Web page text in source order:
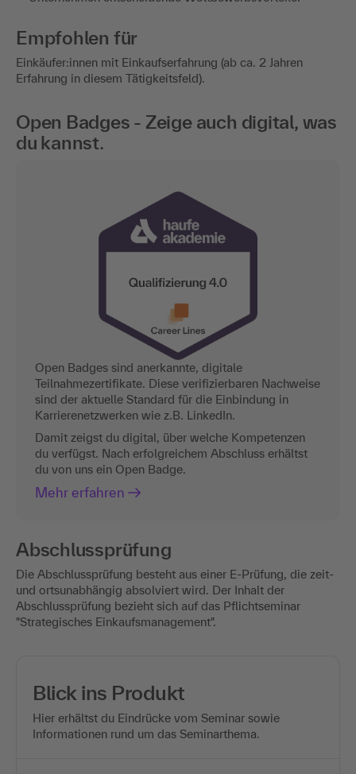
Empfohlen für
Einkäufer:innen mit Einkaufserfahrung (ab ca. 2 Jahren
Erfahrung in diesem Tätigkeitsfeld).
Open Badges - Zeige auch digital, was
du kannst.
Open Badges sind anerkannte, digitale
Teilnahmezertifikate. Diese verifizierbaren Nachweise
sind der aktuelle Standard für die Einbindung in
Karrierenetzwerken wie z.B. LinkedIn.
Damit zeigst du digital, über welche Kompetenzen
du verfügst. Nach erfolgreichem Abschluss erhältst
du von uns ein Open Badge.
Mehr erfahren
Abschlussprüfung
Die Abschlussprüfung besteht aus einer E-Prüfung, die zeit-
und ortsunabhängig absolviert wird. Der Inhalt der
Abschlussprüfung bezieht sich auf das Pflichtseminar
"Strategisches Einkaufsmanagement".
Blick ins Produkt
Hier erhältst du Eindrücke vom Seminar sowie
Informationen rund um das Seminarthema.